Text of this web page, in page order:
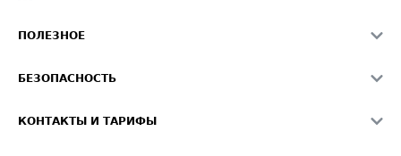
ПОЛЕЗНОЕ
Звезды ATI.SU на вашем сайте
БЕЗОПАСНОСТЬ
КОНТАКТЫ И ТАРИФЫ